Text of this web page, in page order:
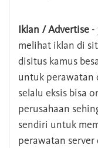
Iklan / Advertise -
melihat iklan di
disitus kamus
untuk perawatan
selalu eksis bisa
perusahaan
sendiri untuk
perawatan